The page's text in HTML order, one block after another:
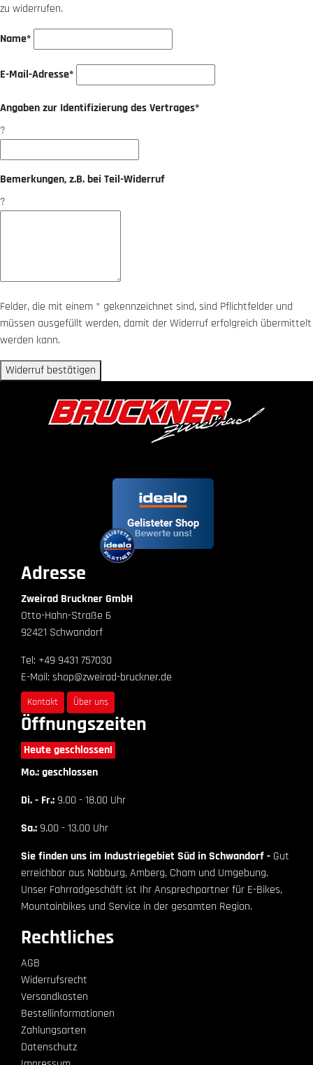
zu widerrufen.
Name*
E-Mail-Adresse*
Angaben zur Identifizierung des Vertrages*
?
Bemerkungen, z.B. bei Teil-Widerruf
?
Felder, die mit einem * gekennzeichnet sind, sind Pflichtfelder und
müssen ausgefüllt werden, damit der Widerruf erfolgreich übermittelt
werden kann.
Widerruf bestätigen
Adresse
Zweirad Bruckner GmbH
Otto-Hahn-Straße 6
92421 Schwandorf
Tel: +49 9431 757030
E-Mail: shop@zweirad-bruckner.de
Kontakt Über uns
Öffnungszeiten
Heute geschlossen!
Mo.: geschlossen
Di. - Fr.:9.00 - 18.00 Uhr
Sa.:9.00 - 13.00 Uhr
Sie finden uns im Industriegebiet Süd in Schwandorf - Gut
erreichbar aus Nabburg, Amberg, Cham und Umgebung.
Unser Fahrradgeschäft ist Ihr Ansprechpartner für E-Bikes,
Mountainbikes und Service in der gesamten Region.
Rechtliches
AGB
Widerrufsrecht
Versandkosten
Bestellinformationen
Zahlungsarten
Datenschutz